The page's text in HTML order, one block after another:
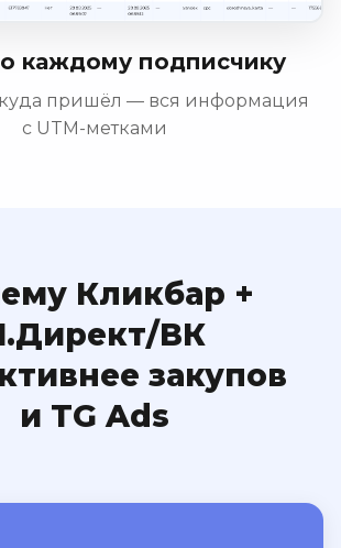
каждому подписчику
пришёл — вся информация
с UTM-метками
Кликбар +
ВК
закупов
и TG Ads